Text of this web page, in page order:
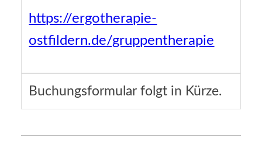
https://ergotherapie-
ostfildern.de/gruppentherapie
Buchungsformular folgt in Kürze.